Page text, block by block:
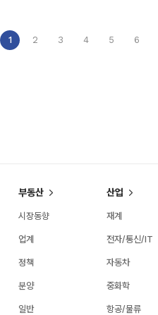
1 2 3 4 5 6
부동산
시장동향
업계
정책
분양
일반
산업
재계
전자/통신/IT
자동차
중화학
항공/물류